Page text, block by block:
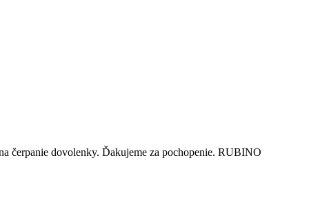
čerpanie dovolenky. Ďakujeme za pochopenie. RUBINO